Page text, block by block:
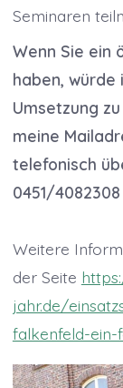
Seminaren
Wenn Sie ein
haben, würde
Umsetzung
meine
telefonisch
0451/
Weitere
der Seite
jahr.de/
falkenfeld-